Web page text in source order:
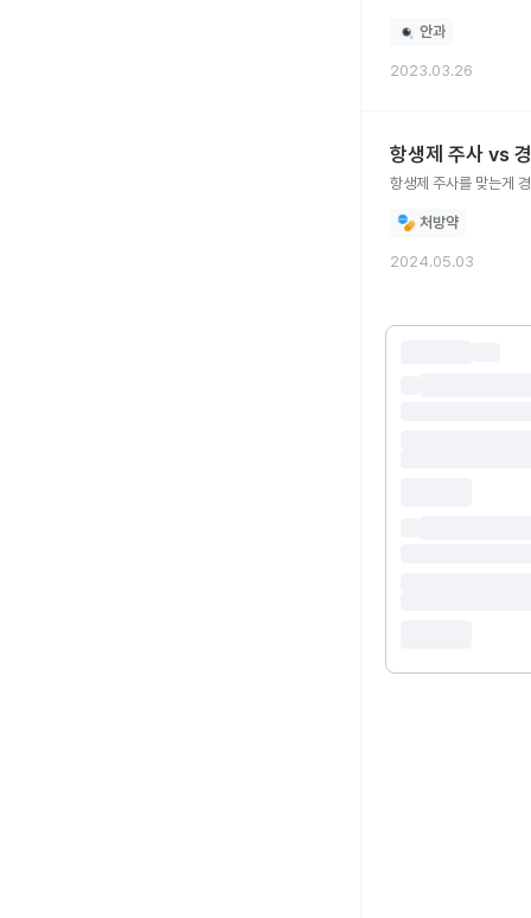
안과
2023.03.26
항생제 주사 vs
항생제 주사를 맞는게
처방약
2024.05.03